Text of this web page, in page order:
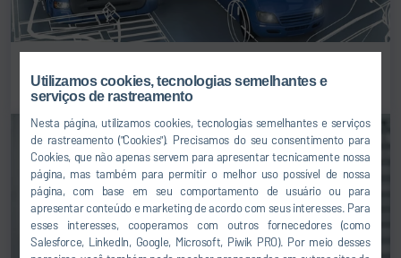
Utilizamos cookies, tecnologias semelhantes e
serviços de rastreamento
Nesta página, utilizamos cookies, tecnologias semelhantes e serviços
de rastreamento ("Cookies"). Precisamos do seu consentimento para
Cookies, que não apenas servem para apresentar tecnicamente nossa
página, mas também para permitir o melhor uso possível de nossa
página, com base em seu comportamento de usuário ou para
apresentar conteúdo e marketing de acordo com seus interesses. Para
esses interesses, cooperamos com outros fornecedores (como
Salesforce, LinkedIn, Google, Microsoft, Piwik PRO). Por meio desses